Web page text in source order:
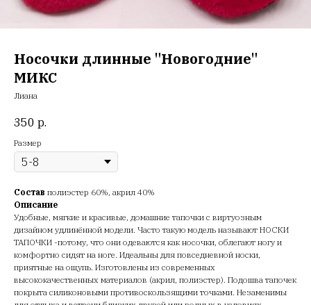
Носочки длинные "Новогодние"
МИКС
Лиана
350 р.
Размер
Состав полиэстер 60%, акрил 40%
Описание
Удобные, мягкие и красивые, домашние тапочки с виртуозным
дизайном удлинённой модели. Часто такую модель называют НОСКИ
ТАПОЧКИ -потому, что они одеваются как носочки, облегают ногу и
комфортно сидят на ноге. Идеальны для повседневной носки,
приятные на ощупь. Изготовлены из современных
высококачественных материалов (акрил, полиэстер). Подошва тапочек
покрыта силиконовыми противоскользящими точками. Незаменимы